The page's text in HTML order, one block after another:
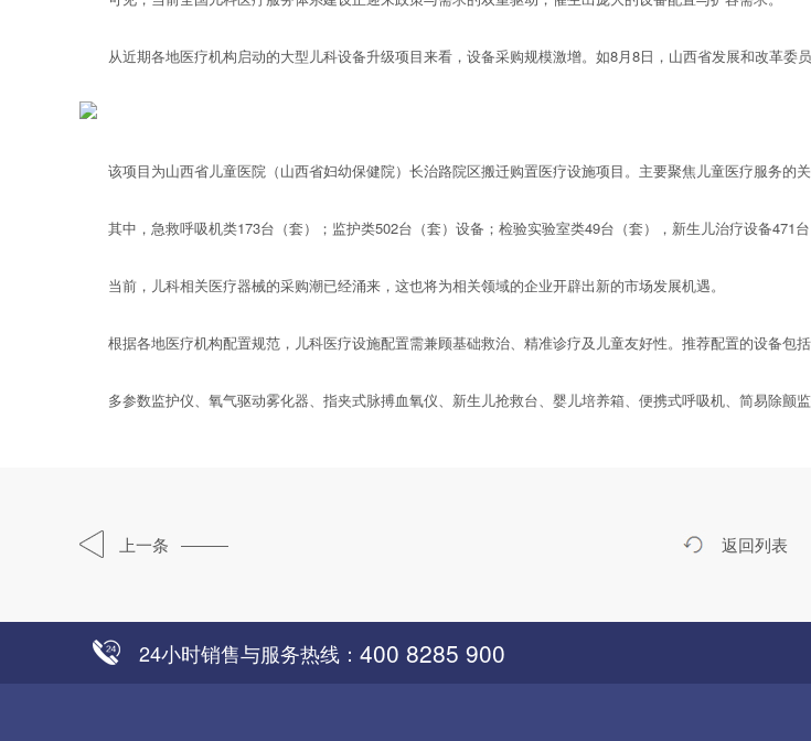
从近期各地医疗机构启动的大型儿科设备升级项目来看，设备采购规模激增。如8月8日，山西省发展和改革委员
该项目为山西省儿童医院（山西省妇幼保健院）长治路院区搬迁购置医疗设施项目。主要聚焦儿童医疗服务的
其中，急救呼吸机类173台（套）；监护类502台（套）设备；检验实验室类49台（套），新生儿治疗设备471
当前，儿科相关医疗器械的采购潮已经涌来，这也将为相关领域的企业开辟出新的市场发展机遇。
根据各地医疗机构配置规范，儿科医疗设施配置需兼顾基础救治、精准诊疗及儿童友好性。推荐配置的设备包括
多参数监护仪、氧气驱动雾化器、指夹式脉搏血氧仪、新生儿抢救台、婴儿培养箱、便携式呼吸机、简易除颤监
上一条 返回列表
24小时销售与服务热线： 400 8285 900